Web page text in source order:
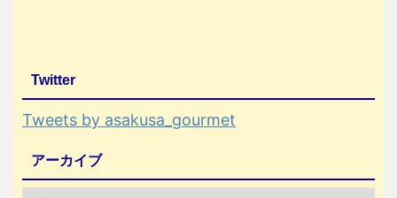
Twitter
Tweets by asakusa_gourmet
アーカイブ